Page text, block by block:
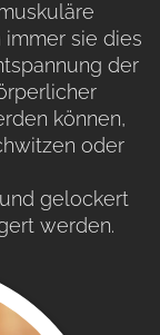
immer sie dies
der
können,
oder
gelockert
werden.